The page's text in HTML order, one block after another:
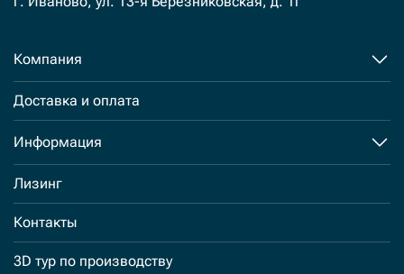
Компания
Доставка и оплата
Информация
Лизинг
Контакты
3D тур по производству